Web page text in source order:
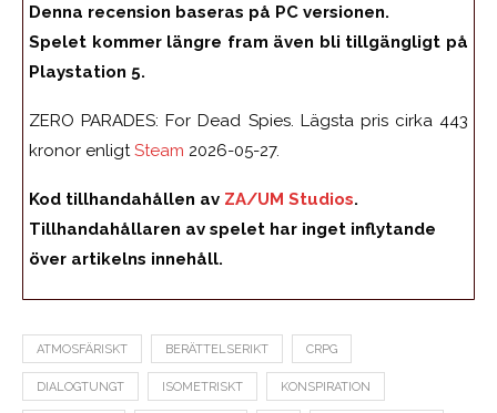
Denna recension baseras på PC versionen.
Spelet kommer längre fram även bli tillgängligt på
Playstation 5.
ZERO PARADES: For Dead Spies. Lägsta pris cirka 443
kronor enligtSteam 2026-05-27.
Kod tillhandahållen av ZA/UM Studios.
Tillhandahållaren av spelet har inget inflytande
över artikelns innehåll.
ATMOSFÄRISKT BERÄTTELSERIKT CRPG
DIALOGTUNGT ISOMETRISKT KONSPIRATION